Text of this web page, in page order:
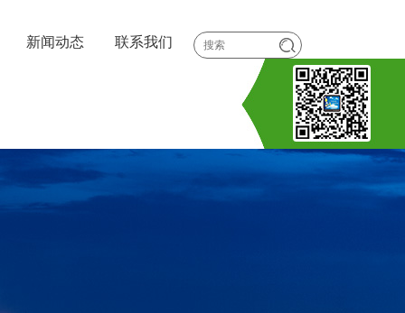
新闻动态 联系我们